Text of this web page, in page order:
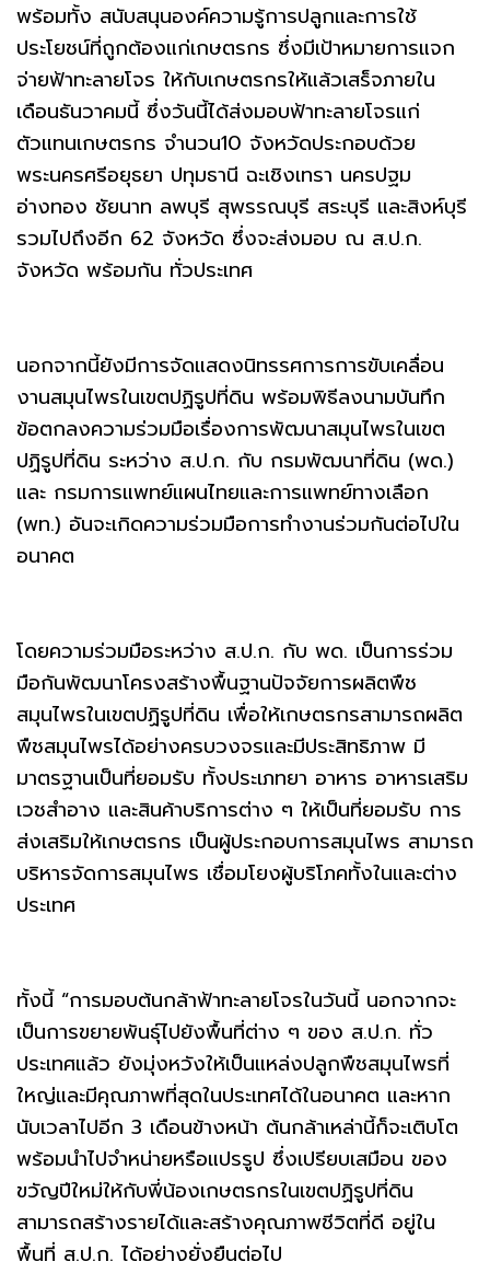
พร้อมทั้ง สนับสนุนองค์ความรู้การปลูกและการใช้
ประโยชน์ที่ถูกต้องแก่เกษตรกร ซึ่งมีเป้าหมายการแจก
จ่ายฟ้าทะลายโจร ให้กับเกษตรกรให้แล้วเสร็จภายใน
เดือนธันวาคมนี้ ซึ่งวันนี้ได้ส่งมอบฟ้าทะลายโจรแก่
ตัวแทนเกษตรกร จำนวน10 จังหวัดประกอบด้วย
พระนครศรีอยุธยา ปทุมธานี ฉะเชิงเทรา นครปฐม
อ่างทอง ชัยนาท ลพบุรี สุพรรณบุรี สระบุรี และสิงห์บุรี
รวมไปถึงอีก 62 จังหวัด ซึ่งจะส่งมอบ ณ ส.ป.ก.
จังหวัด พร้อมกัน ทั่วประเทศ
นอกจากนี้ยังมีการจัดแสดงนิทรรศการการขับเคลื่อน
งานสมุนไพรในเขตปฏิรูปที่ดิน พร้อมพิธีลงนามบันทึก
ข้อตกลงความร่วมมือเรื่องการพัฒนาสมุนไพรในเขต
ปฏิรูปที่ดิน ระหว่าง ส.ป.ก. กับ กรมพัฒนาที่ดิน (พด.)
และ กรมการแพทย์แผนไทยและการแพทย์ทางเลือก
(พท.) อันจะเกิดความร่วมมือการทำงานร่วมกันต่อไปใน
อนาคต
โดยความร่วมมือระหว่าง ส.ป.ก. กับ พด. เป็นการร่วม
มือกันพัฒนาโครงสร้างพื้นฐานปัจจัยการผลิตพืช
สมุนไพรในเขตปฏิรูปที่ดิน เพื่อให้เกษตรกรสามารถผลิต
พืชสมุนไพรได้อย่างครบวงจรและมีประสิทธิภาพ มี
มาตรฐานเป็นที่ยอมรับ ทั้งประเภทยา อาหาร อาหารเสริม
เวชสำอาง และสินค้าบริการต่าง ๆ ให้เป็นที่ยอมรับ การ
ส่งเสริมให้เกษตรกร เป็นผู้ประกอบการสมุนไพร สามารถ
บริหารจัดการสมุนไพร เชื่อมโยงผู้บริโภคทั้งในและต่าง
ประเทศ
ทั้งนี้ “การมอบต้นกล้าฟ้าทะลายโจรในวันนี้ นอกจากจะ
เป็นการขยายพันธุ์ไปยังพื้นที่ต่าง ๆ ของ ส.ป.ก. ทั่ว
ประเทศแล้ว ยังมุ่งหวังให้เป็นแหล่งปลูกพืชสมุนไพรที่
ใหญ่และมีคุณภาพที่สุดในประเทศได้ในอนาคต และหาก
นับเวลาไปอีก 3 เดือนข้างหน้า ต้นกล้าเหล่านี้ก็จะเติบโต
พร้อมนำไปจำหน่ายหรือแปรรูป ซึ่งเปรียบเสมือน ของ
ขวัญปีใหม่ให้กับพี่น้องเกษตรกรในเขตปฏิรูปที่ดิน
สามารถสร้างรายได้และสร้างคุณภาพชีวิตที่ดี อยู่ใน
พื้นที่ ส.ป.ก. ได้อย่างยั่งยืนต่อไป